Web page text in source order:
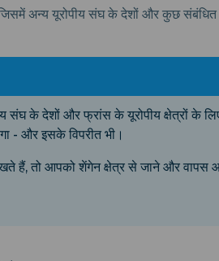
जिसमें अन्य यूरोपीय संघ के देशों और कुछ संबंधित
संघ के देशों और फ्रांस के यूरोपीय क्षेत्रों के
- और इसके विपरीत भी।
हैं, तो आपको शेंगेन क्षेत्र से जाने और